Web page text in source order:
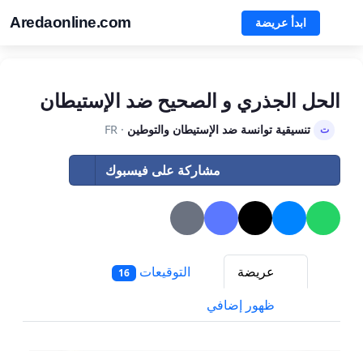
Aredaonline.com ابدأ عريضة
الحل الجذري و الصحيح ضد الإستيطان
ت تنسيقية توانسة ضد الإستيطان والتوطين · FR
مشاركة على فيسبوك
عريضة التوقيعات 16
ظهور إضافي